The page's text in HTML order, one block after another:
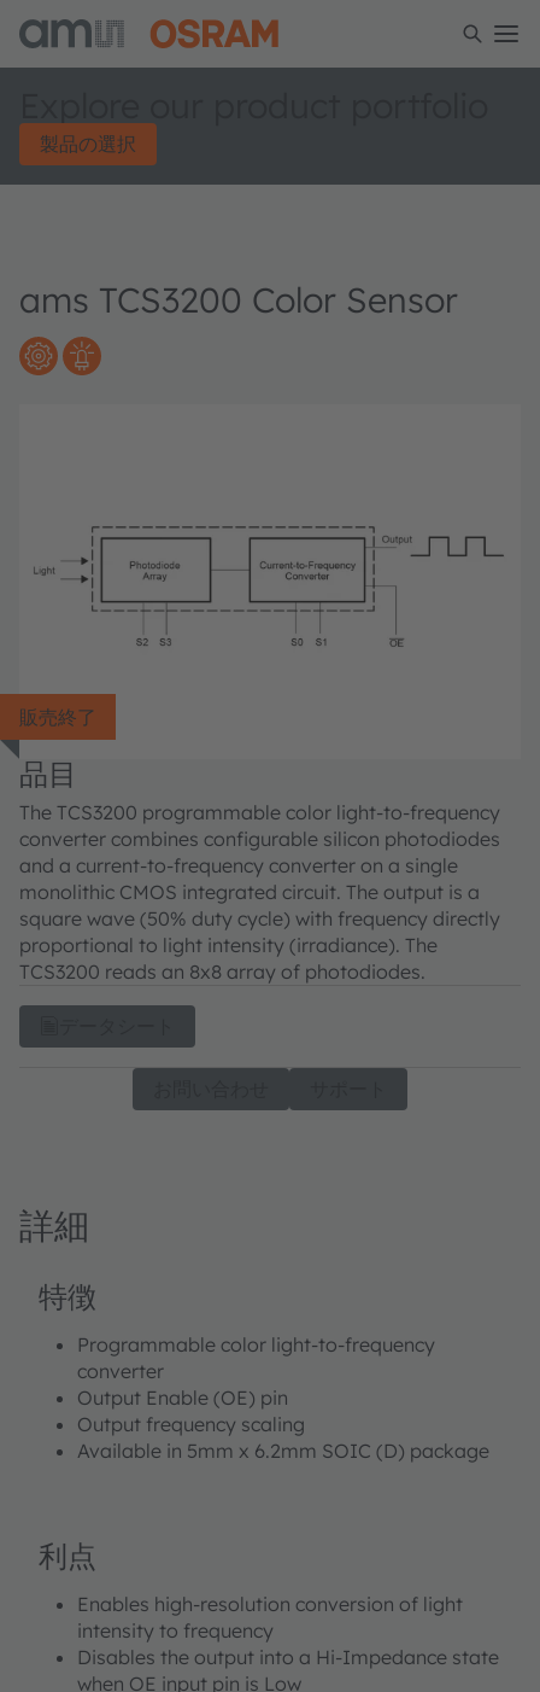
製品の選択
ams TCS3200 Color Sensor
販売終了
品目
The TCS3200 programmable color light-to-frequency
converter combines configurable silicon photodiodes
and a current-to-frequency converter on a single
monolithic CMOS integrated circuit. The output is a
square wave (50% duty cycle) with frequency directly
proportional to light intensity (irradiance). The
TCS3200 reads an 8x8 array of photodiodes.
詳細
特徴
Programmable color light-to-frequency
converter
Output Enable (OE) pin
Output frequency scaling
Available in 5mm x 6.2mm SOIC (D) package
利点
Enables high-resolution conversion of light
intensity to frequency
Disables the output into a Hi-Impedance state
when OE input pin is Low